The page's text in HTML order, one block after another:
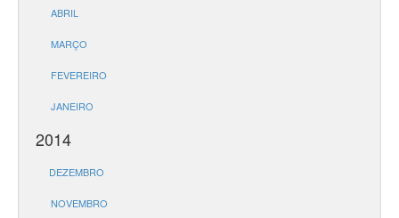
ABRIL
MARÇO
FEVEREIRO
JANEIRO
2014
DEZEMBRO
NOVEMBRO